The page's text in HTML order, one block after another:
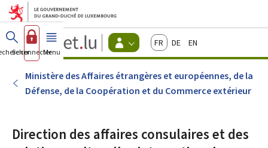
Aller au menu principal
Aller au contenu
Guichet.lu
Changer
d'espace
Menu
citoyens
FrançaisDeutschEnglish
Se connecterMenu principal
Ministère des Affaires étrangères et européennes, de la
Défense, de la Coopération et du Commerce extérieur
Direction des affaires consulaires et des